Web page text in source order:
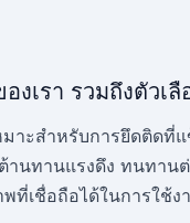
เรา รวมถึงตัวเลื
าะสำหรับการยึดติด
านทานแรงดึง ทนทา
ที่เชื่อถือได้ในการใช้